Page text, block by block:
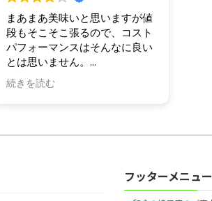
まあまあ美味いと思いますが値
段もそこそこ張るので、コスト
パフォーマンスはそんなに良い
とは思いません。
大人数で入れる店を求めている
方には良いのではないでしょう
続きを読む
フッターメニュー